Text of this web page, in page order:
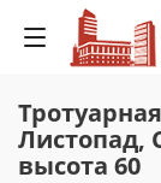
Листопад,
высота 60